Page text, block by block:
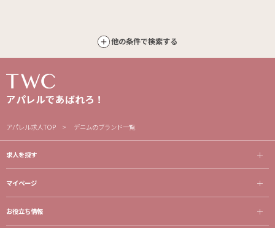
他の条件で検索する
アパレルであばれろ！
アパレル求人TOP デニムのブランド一覧
求人を探す
マイページ
お役立ち情報